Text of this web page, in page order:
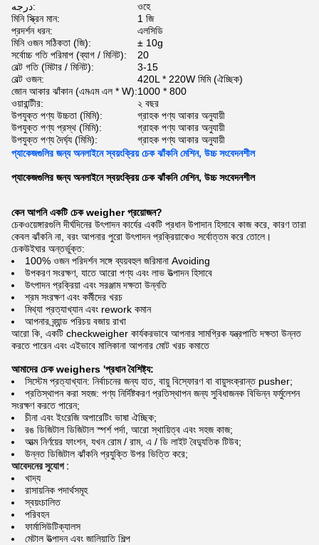
درجه:
ওহে
মিনি স্ক্রিন মান:
1 জি
প্রদর্শন ধরন:
এলসিডি
মিনি ওজন সঠিকতা (জি):
± 10g
সর্বোচ্চ গতি পরিমাপ (ব্যাগ / মিনিট):
20
বেল্ট গতি (মিটার / মিনিট):
3-15
বেল্ট ওজন:
420L * 220W মিমি (ঐচ্ছিক)
জোন আকার ঝাঁকান (এমএম এল * W):1000 * 800
ওয়ারান্টীর:
২ বছর
উপযুক্ত পণ্য উচ্চতা (মিমি):
গ্রাহক পণ্য আকার অনুযায়ী
উপযুক্ত পণ্য প্রস্থ (মিমি):
গ্রাহক পণ্য আকার অনুযায়ী
উপযুক্ত পণ্য দৈর্ঘ্য (মিমি):
গ্রাহক পণ্য আকার অনুযায়ী
প্যাকেজগুলির জন্য অনলাইনে স্বয়ংক্রিয় চেক ঝাঁকনি মেশিন, উচ্চ সংবেদনশীল
প্যাকেজগুলির জন্য অনলাইনে স্বয়ংক্রিয় চেক ঝাঁকনি মেশিন, উচ্চ সংবেদনশীল
কেন আপনি একটি চেক weigher প্রয়োজন?
চেকওয়েঙ্গারগুলি দীর্ঘদিনের উৎপাদন কার্যের একটি প্রধান উপাদান হিসাবে কাজ করে, কারণ তারা
কেবল ঝাঁকনি না, বরং আপনার পুরো উৎপাদন প্রক্রিয়াকেও সর্বোত্তম করে তোলে।
চেকউইঘার অন্তর্ভুক্ত:
100% ওজন পরিদর্শন সঙ্গে ব্যয়বহুল জরিমানা Avoiding
উপকরণ সংরক্ষণ, যাতে আরো পণ্য এবং লাভ উত্পাদন হিসাবে
উৎপাদন প্রক্রিয়া এবং সরঞ্জাম দক্ষতা উন্নতি
শ্রম সংরক্ষণ এবং কর্মীদের খরচ
মিথ্যা প্রত্যাখ্যান এবং rework কমান
আপনার ব্র্যান্ড পরিচয় বজায় রাখা
আরো কি, একটি checkweigher কার্যকরভাবে আপনার সামগ্রিক যন্ত্রপাতি দক্ষতা উন্নত
করতে পারেন এবং এইভাবে মালিকানা আপনার মোট খরচ কমাতে
আমাদের চেক weighers 'প্রধান বৈশিষ্ট্য:
সিস্টেম প্রত্যাখ্যান: নির্বাচনের জন্য হাত, বায়ু বিস্ফোরণ বা বায়ুসংক্রান্ত pusher;
প্রতিস্থাপন করা সহজ: পণ্য নির্দিষ্টকরণ প্রতিস্থাপন জন্য সুবিধাজনক বিভিন্ন ফর্মুলেশন
সংরক্ষণ করতে পারেন;
চীনা এবং ইংরেজি অপারেটিং ভাষা ঐচ্ছিক;
রঙ ডিজিটাল ডিজিটাল স্পর্শ পর্দা, আরো স্থায়িত্ব এবং সহজ কাজ;
আত্ম নির্ণয়ের ফাংশন, যখন রোম / রাম, এ / ডি লাইট বৈদ্যুতিক টিউব;
উন্নত ডিজিটাল ঝাঁকনি প্রযুক্তি উপর ভিত্তি করে;
আবেদনের সুযোগ :
খাদ্য
রাসায়নিক পদার্থসমূহ
স্বয়ংচালিত
পরিবহন
ফার্মাসিউটিক্যালস
মেটাল উত্পাদন এবং জালিয়াতি শিল্প